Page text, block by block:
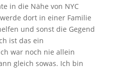
in die Nähe von NYC
dort in einer Familie
und sonst die Gegend
ist das ein
war noch nie allein
gleich sowas. Ich bin